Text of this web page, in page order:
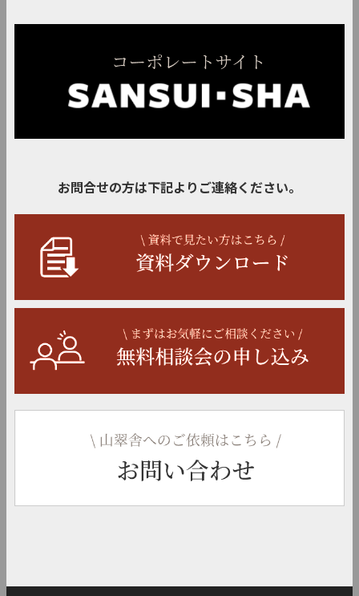
お問合せの方は下記よりご連絡ください。